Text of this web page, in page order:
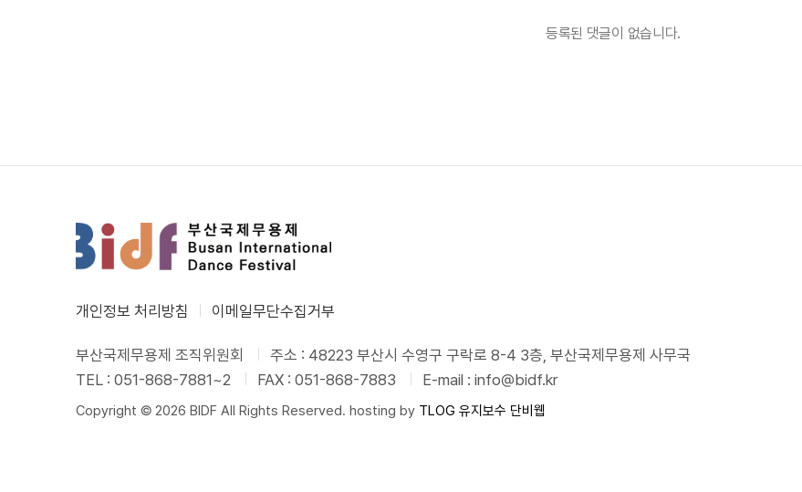
등록된 댓글이 없습니다.
개인정보 처리방침 이메일무단수집거부
부산국제무용제 조직위원회
주소 : 48223 부산시 수영구 구락로 8-4 3층, 부산국제무용제 사무국
TEL : 051-868-7881~2
FAX : 051-868-7883 E-mail : info@bidf.kr
Copyright © 2026 BIDF All Rights Reserved. hosting by TLOG 유지보수 단비웹